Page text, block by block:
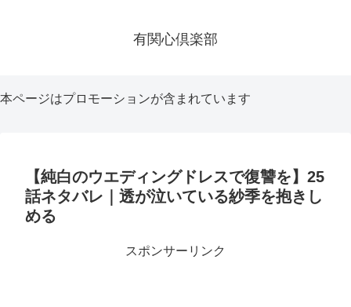
有関心倶楽部
本ページはプロモーションが含まれています
【純白のウエディングドレスで復讐を】25
話ネタバレ｜透が泣いている紗季を抱きし
める
スポンサーリンク